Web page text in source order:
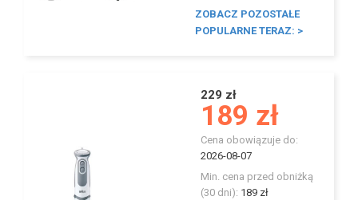
ZOBACZ POZOSTAŁE
POPULARNE TERAZ: >
229 zł
189 zł
Cena obowiązuje do:
2026-08-07
Min. cena przed obniżką
(30 dni): 189 zł